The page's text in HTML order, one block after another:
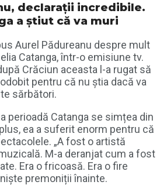
declarații incredibile.
a știut că va muri
Aurel Pădureanu despre mult
Catanga, într-o emisiune tv.
Crăciun aceasta l-a rugat să
pentru că nu știa dacă va
sărbători.
perioadă Catanga se simțea din
ea a suferit enorm pentru că
„A fost o artistă
M-a deranjat cum a fost
Era o fricoasă. Era o fire
premoniții înainte.